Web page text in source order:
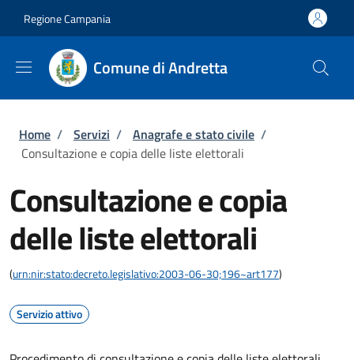
Regione Campania
Comune di Andretta
Briciole di pane
Home / Servizi / Anagrafe e stato civile /
Consultazione e copia delle liste elettorali
Consultazione e copia
delle liste elettorali
(urn:nir:stato:decreto.legislativo:2003-06-30;196~art177)
Servizio attivo